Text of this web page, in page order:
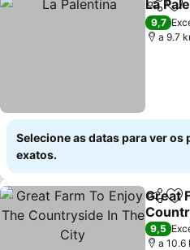
La
9,7
a 9.7
Selecione as datas para ver os
exatos.
Great
9,5
a 10.6